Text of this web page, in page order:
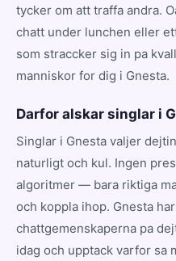
tycker om att traffa andra.
chatt under lunchen eller
som straccker sig in pa
manniskor for dig i Gnesta.
Darfor alskar singlar i
Singlar i Gnesta valjer
naturligt och kul. Ingen
algoritmer — bara riktiga
och koppla ihop. Gnesta
chattgemenskaperna pa
idag och upptack varfor sa